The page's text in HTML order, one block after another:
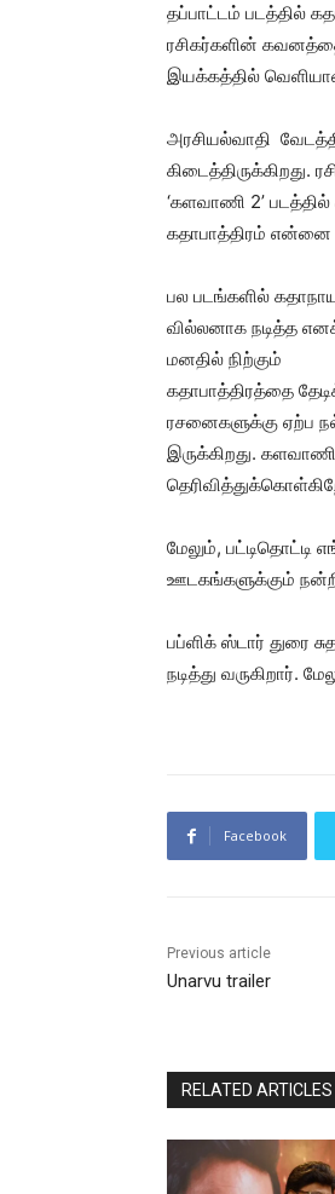
தப்பாட்டம் படத்தில்
ரசிகர்களின்
இயக்கத்தில்
அரசியல்வாதி
கிடைத்திருக்கிறது.
‘களவாணி 2’
கதாபாத்திரம் என்னை
பல படங்களில்
வில்லனாக நடித்த
மனதில் நிற்கும்
கதாபாத்திரத்தை
ரசனைகளுக்கு ஏற்ப
இருக்கிறது.
மேலும்,
ஊடகங்களுக்கும்
பப்ளிக் ஸ்டார் துரை
நடித்து வருகிறார்.
Facebook
Previous article
Unarvu trailer
RELATED ARTICLES